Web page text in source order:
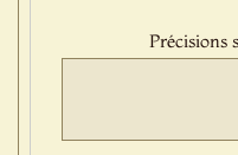
Précisions